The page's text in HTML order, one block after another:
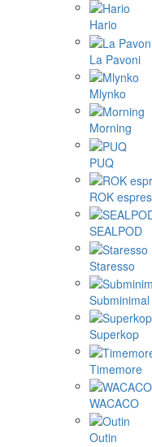
Hario
La Pavoni
Mlynko
Morning
PUQ
ROK
SEALPOD
Staresso
Subminimal
Superkop
Timemore
WACACO
Outin